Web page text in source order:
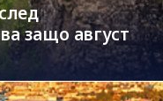
защо август